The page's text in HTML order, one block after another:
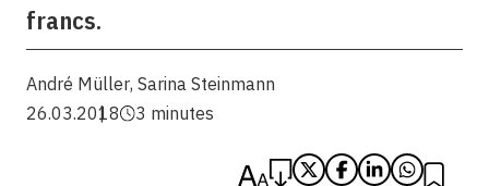
francs.
André Müller, Sarina Steinmann
26.03.2018
3 minutes